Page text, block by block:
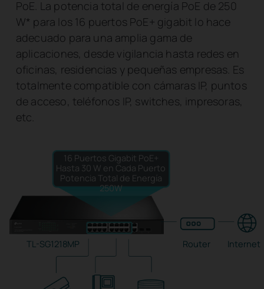
PoE. La potencia total de energía PoE de 250
W* para los 16 puertos PoE+ gigabit lo hace
adecuado para una amplia gama de
aplicaciones, desde vigilancia hasta redes en
oficinas, residencias y pequeñas empresas. Es
totalmente compatible con cámaras IP, puntos
de acceso, teléfonos IP, switches, impresoras,
etc.
16 Puertos Gigabit PoE+
Hasta 30 W en Cada Puerto
Potencia Total de Energía
250W
TL-SG1218MP Router Internet